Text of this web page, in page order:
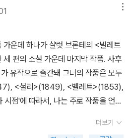
다. 구입 전 신중하게 고민을 해 보시
에 축약본이 있습니다. (왼편의 완역
다고 합니다) 메리 셸리 <프랑켄슈타
테 <교수> 10장
) 12장샬롯 브론테 <빌레트> 13장
장조지 엘리엇 <성직 생활의 장면들
역되지 않음) 조지 엘리엇 <미들 마
가운데 하나가 샬럿 브론테의 <빌레트
편의 소설 가운데 마지막 작품. 사후
유작으로 출간돼 그녀의 작품은 모두
<셜리>(1849), <벨레트>(1853),
의 작품을 읽어볼 계획이다. 샬럿과
더보기